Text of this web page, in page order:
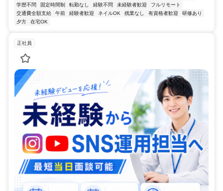
学歴不問
固定時間制 転勤なし 経験不問 未経験者歓迎
フルリモート
交通費全額支給
午前 経験者歓迎 ネイルOK 残業なし 有資格者歓迎
研修あり
夕方
在宅OK
正社員